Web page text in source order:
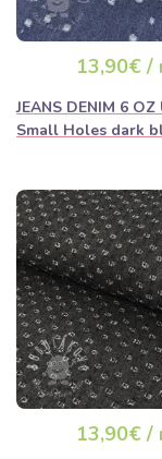
13,90€ /
JEANS DENIM 6 OZ
Small Holes dark
13,90€ /